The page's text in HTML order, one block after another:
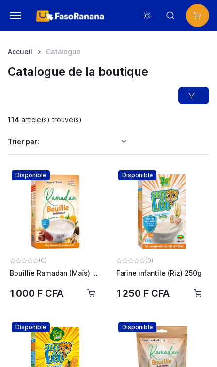
Accueil Catalogue
Catalogue de la boutique
114 article(s) trouvé(s)
Trier par:
Disponible
(0)
Bouillie Ramadan (Maïs) 260g
1 000 F CFA
Disponible
(0)
Farine infantile (Riz) 250g
1 250 F CFA
Disponible Disponible